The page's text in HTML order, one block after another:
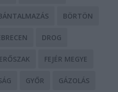
BÖRTÖN
DROG
ERŐSZAK FEJÉR MEGYE
GYŐR GÁZOLÁS